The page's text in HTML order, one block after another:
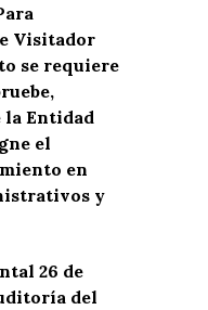
Visitador
se requiere
la Entidad
el
en
y
26 de
del